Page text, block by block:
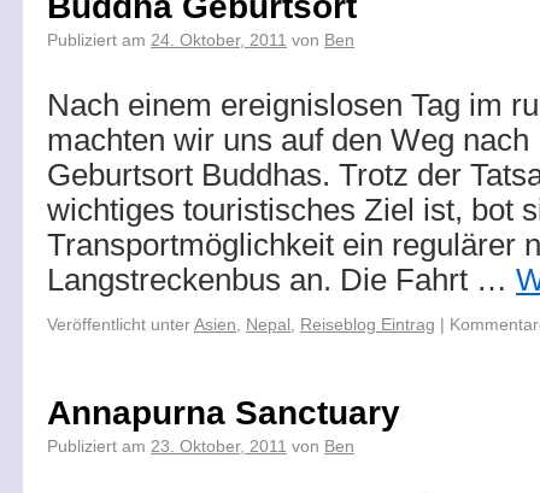
Publiziert am 24. Oktober, 2011 von Ben
Nach einem ereignislosen Tag im
machten wir uns auf den Weg
Geburtsort Buddhas. Trotz der
wichtiges touristisches Ziel ist, bot
Transportmöglichkeit ein regulärer
Langstreckenbus an. Die Fahrt …
Veröffentlicht unterAsien Nepal Reiseblog Eintrag |
Annapurna Sanctuary
Publiziert am 23. Oktober, 2011 von Ben